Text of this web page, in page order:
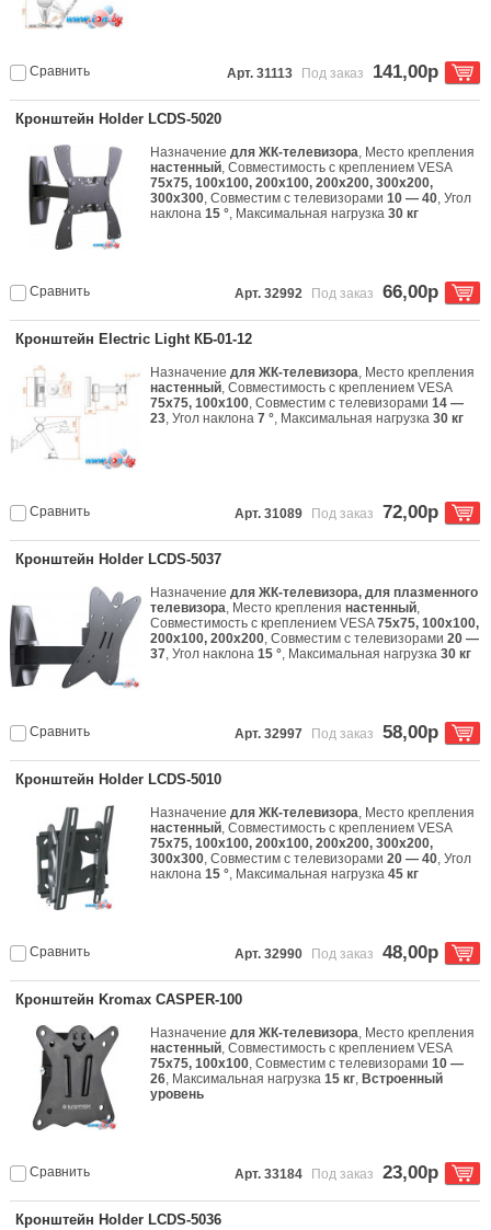
Сравнить Арт. 31113 Под заказ 141,00р
Кронштейн Holder LCDS-5020
Назначениедля ЖК-телевизора, Место крепления
настенный, Совместимость с креплением VESA
75x75, 100x100, 200x100, 200x200, 300x200,
300x300, Совместим с телевизорами10 — 40, Угол
наклона15 °, Максимальная нагрузка30 кг
Сравнить Арт. 32992 Под заказ 66,00р
Кронштейн Electric Light КБ-01-12
Назначениедля ЖК-телевизора, Место крепления
настенный, Совместимость с креплением VESA
75x75, 100x100, Совместим с телевизорами14 —
23, Угол наклона7 °, Максимальная нагрузка30 кг
Сравнить Арт. 31089 Под заказ 72,00р
Кронштейн Holder LCDS-5037
Назначениедля ЖК-телевизора, для плазменного
телевизора, Место креплениянастенный,
Совместимость с креплением VESA75x75, 100x100,
200x100, 200x200, Совместим с телевизорами20 —
37, Угол наклона15 °, Максимальная нагрузка30 кг
Сравнить Арт. 32997 Под заказ 58,00р
Кронштейн Holder LCDS-5010
Назначениедля ЖК-телевизора, Место крепления
настенный, Совместимость с креплением VESA
75x75, 100x100, 200x100, 200x200, 300x200,
300x300, Совместим с телевизорами20 — 40, Угол
наклона15 °, Максимальная нагрузка45 кг
Сравнить Арт. 32990 Под заказ 48,00р
Кронштейн Kromax CASPER-100
Назначениедля ЖК-телевизора, Место крепления
настенный, Совместимость с креплением VESA
75x75, 100x100, Совместим с телевизорами10 —
26, Максимальная нагрузка15 кг, Встроенный
уровень
Сравнить Арт. 33184 Под заказ 23,00р
Кронштейн Holder LCDS-5036